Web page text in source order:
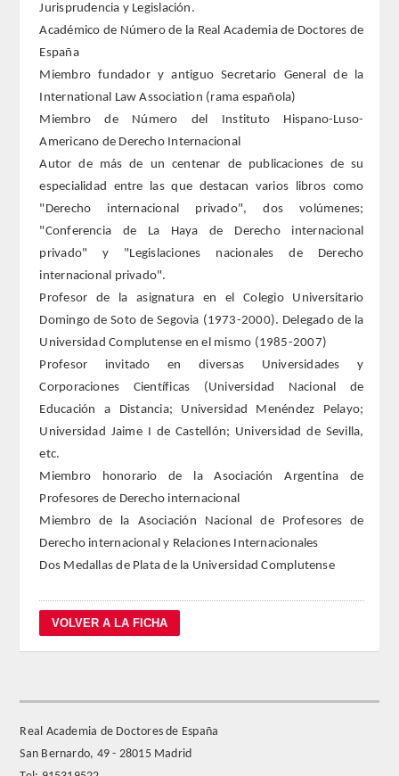
REGLAMENTO
FUNDACIÓN LIBERADE
ACADÉMICOS
SECCIONES
TEOLOGÍA
HUMANIDADES
DERECHO
MEDICINA
CIENCIAS EXPERIMENTALES
FARMACIA
CIENCIAS POLíTICAS Y DE LA ECONOMíA
INGENIERíA
ARQUITECTURA Y BELLAS ARTES
NUMERO
CORRESPONDIENTES
Jurisprudencia y Legislación.
Académico de Número de la Real Academia de Doctores de
España
Miembro fundador y antiguo Secretario General de la
International Law Association (rama española)
Miembro de Número del Instituto Hispano-Luso-
Americano de Derecho Internacional
Autor de más de un centenar de publicaciones de su
especialidad entre las que destacan varios libros como
"Derecho internacional privado", dos volúmenes;
"Conferencia de La Haya de Derecho internacional
privado" y "Legislaciones nacionales de Derecho
internacional privado".
Profesor de la asignatura en el Colegio Universitario
Domingo de Soto de Segovia (1973-2000). Delegado de la
Universidad Complutense en el mismo (1985-2007)
Profesor invitado en diversas Universidades y
Corporaciones Científicas (Universidad Nacional de
Educación a Distancia; Universidad Menéndez Pelayo;
Universidad Jaime I de Castellón; Universidad de Sevilla,
etc.
Miembro honorario de la Asociación Argentina de
Profesores de Derecho internacional
Miembro de la Asociación Nacional de Profesores de
Derecho internacional y Relaciones Internacionales
Dos Medallas de Plata de la Universidad Complutense
Real Academia de Doctores de España
San Bernardo, 49 - 28015 Madrid